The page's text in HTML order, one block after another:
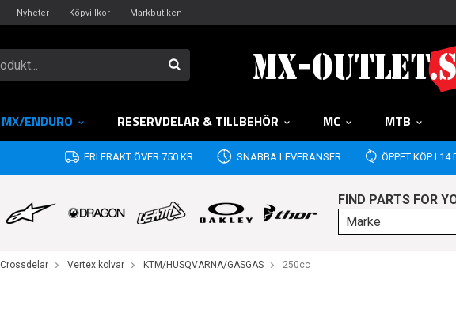
Nyheter Köpvillkor Markbutiken
MX/ENDURO RESERVDELAR & TILLBEHÖR MC MTB
FRI FRAKT ÖVER 750 KR SNABBA LEVERANSER ÖPPET KÖP I 14
FIND PARTS FOR
Crossdelar Vertex kolvar KTM/HUSQVARNA/GASGAS 250cc